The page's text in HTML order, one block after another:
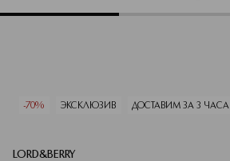
-70% ЭКСКЛЮЗИВ ДОСТАВИМ ЗА 3 ЧАСА
LORD&BERRY